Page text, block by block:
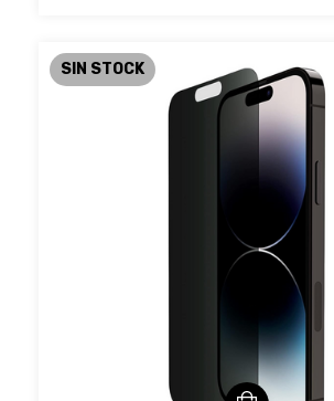
SIN STOCK